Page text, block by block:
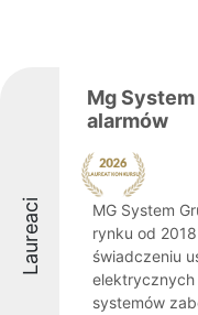
Laureaci
Mg
alarmów
MG System
rynku od
świadczeniu
systemów